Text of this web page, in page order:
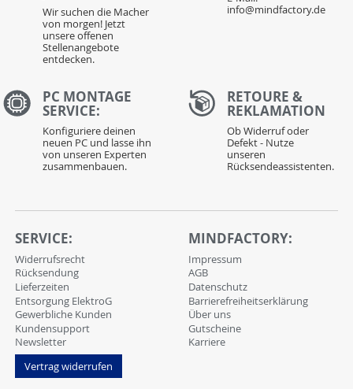
Wir suchen die Macher
von morgen! Jetzt
unsere offenen
Stellenangebote
entdecken.
info@mindfactory.de
PC MONTAGE
SERVICE:
Konfiguriere deinen
neuen PC und lasse ihn
von unseren Experten
zusammenbauen.
RETOURE &
REKLAMATION
Ob Widerruf oder
Defekt - Nutze
unseren
Rücksendeassistenten.
SERVICE:
Widerrufsrecht
Rücksendung
Lieferzeiten
Entsorgung ElektroG
Gewerbliche Kunden
Kundensupport
Newsletter
Vertrag widerrufen
MINDFACTORY:
Impressum
AGB
Datenschutz
Barrierefreiheitserklärung
Über uns
Gutscheine
Karriere